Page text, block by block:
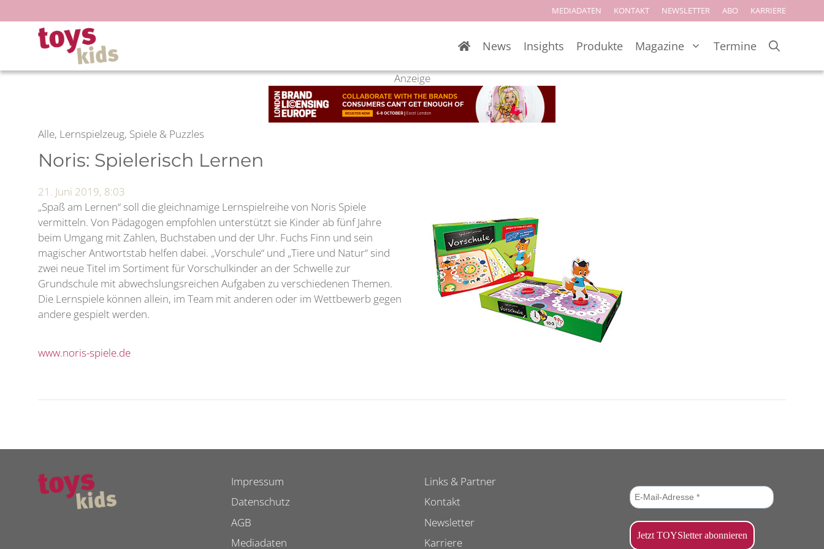
Inhalt
springen
MEDIADATEN KONTAKT NEWSLETTER ABO KARRIERE
News Insights Produkte Magazine Termine
Anzeige
Alle, Lernspielzeug, Spiele & Puzzles
Noris: Spielerisch Lernen
21. Juni 2019, 8:03
„Spaß am Lernen“ soll die gleichnamige Lernspielreihe von Noris Spiele
vermitteln. Von Pädagogen empfohlen unterstützt sie Kinder ab fünf Jahre
beim Umgang mit Zahlen, Buchstaben und der Uhr. Fuchs Finn und sein
magischer Antwortstab helfen dabei. „Vorschule“ und „Tiere und Natur“ sind
zwei neue Titel im Sortiment für Vorschulkinder an der Schwelle zur
Grundschule mit abwechslungsreichen Aufgaben zu verschiedenen Themen.
Die Lernspiele können allein, im Team mit anderen oder im Wettbewerb gegen
andere gespielt werden.
www.noris-spiele.de
Impressum
Datenschutz
AGB
Mediadaten
Links & Partner
Kontakt
Newsletter
Karriere